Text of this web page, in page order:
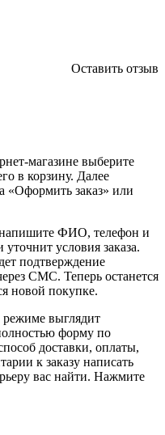
Оставить отзыв
магазине выберите
в корзину. Далее
«Оформить заказ» или
напишите ФИО, телефон и
условия заказа.
подтверждение
СМС. Теперь останется
новой покупке.
режиме выглядит
форму по
доставки, оплаты,
к заказу написать
вас найти. Нажмите